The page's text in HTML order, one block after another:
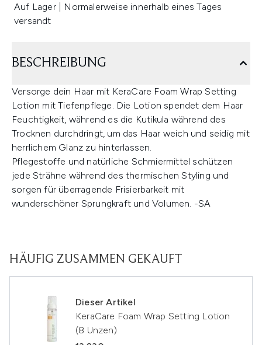
Auf Lager | Normalerweise innerhalb eines Tages
versandt
BESCHREIBUNG
Versorge dein Haar mit KeraCare Foam Wrap Setting
Lotion mit Tiefenpflege. Die Lotion spendet dem Haar
Feuchtigkeit, während es die Kutikula während des
Trocknen durchdringt, um das Haar weich und seidig mit
herrlichem Glanz zu hinterlassen.
Pflegestoffe und natürliche Schmiermittel schützen
jede Strähne während des thermischen Styling und
sorgen für überragende Frisierbarkeit mit
wunderschöner Sprungkraft und Volumen. -SA
HÄUFIG ZUSAMMEN GEKAUFT
Dieser Artikel
KeraCare Foam Wrap Setting Lotion
(8 Unzen)